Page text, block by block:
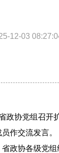
12-03
政协党组召开
作交流发言。
协各级党组